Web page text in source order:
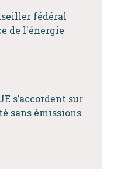
fédéral
de l'énergie
s’accordent sur
sans émissions